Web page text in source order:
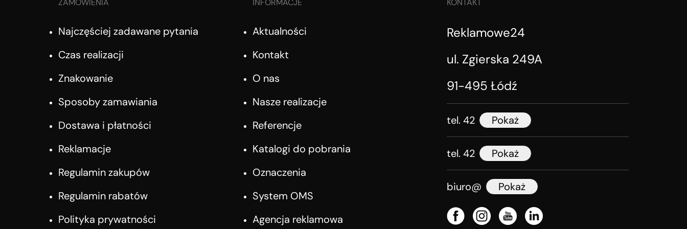
ZAMÓWIENIA
Najczęściej zadawane pytania
Czas realizacji
Znakowanie
Sposoby zamawiania
Dostawa i płatności
Reklamacje
Regulamin zakupów
Regulamin rabatów
Polityka prywatności
INFORMACJE
Aktualności
Kontakt
O nas
Nasze realizacje
Referencje
Katalogi do pobrania
Oznaczenia
System OMS
Agencja reklamowa
KONTAKT
Reklamowe24
ul. Zgierska 249A
91-495 Łódź
tel. 42 Pokaż
tel. 42 Pokaż
biuro@ Pokaż